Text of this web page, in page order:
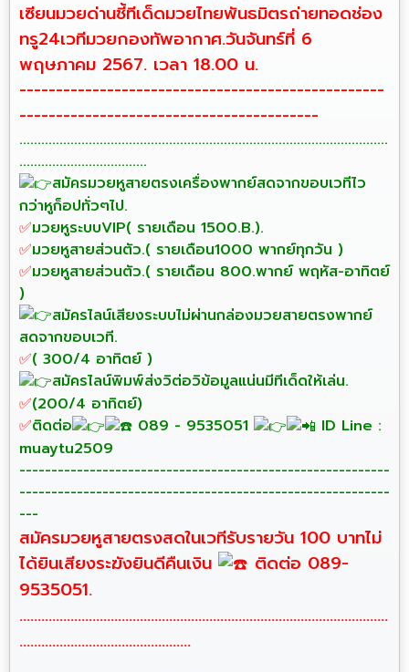
เซียนมวยด่านชี้ทีเด็ดมวยไทยพันธมิตรถ่ายทอดช่อง
ทรู24เวทีมวยกองทัพอากาศ.วันจันทร์ที่ 6
พฤษภาคม 2567. เวลา 18.00 น.
--------------------------------------------------
-----------------------------------------
.....................................................................................................
...................................
สมัครมวยหูสายตรงเครื่องพากย์สดจากขอบเวทีไว
กว่าหูก็อปทั่วๆไป.
✅มวยหูระบบVIP( รายเดือน 1500.B.).
✅มวยหูสายส่วนตัว.( รายเดือน1000 พากย์ทุกวัน )
✅มวยหูสายส่วนตัว.( รายเดือน 800.พากย์ พฤหัส-อาทิตย์
)
สมัครไลน์เสียงระบบไม่ผ่านกล่องมวยสายตรงพากย์
สดจากขอบเวที.
✅( 300/4 อาทิตย์ )
สมัครไลน์พิมพ์ส่งวิต่อวิข้อมูลแน่นมีทีเด็ดให้เล่น.
✅(200/4 อาทิตย์)
✅ติดต่อ 089 - 9535051
ID Line :
muaytu2509
----------------------------------------------------------
----------------------------------------------------------
---
สมัครมวยหูสายตรงสดในเวทีรับรายวัน 100 บาทไม่
ได้ยินเสียงระฆังยินดีคืนเงิน
ติดต่อ 089-
9535051.
.....................................................................................................
...............................................